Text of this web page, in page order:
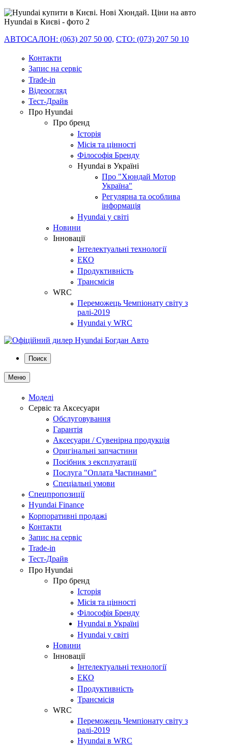
АВТОСАЛОН: (063) 207 50 00, СТО: (073) 207 50 10
Контакти
Запис на сервіс
Trade-in
Відеоогляд
Тест-Драйв
Про Hyundai
Про бренд
Історія
Місія та цінності
Філософія Бренду
Hyundai в Україні
Про "Хюндай Мотор
Україна"
Регулярна та особлива
інформація
Hyundai у світі
Новини
Інновації
Інтелектуальні технології
ЕКО
Продуктивність
Трансмісія
WRC
Переможець Чемпіонату світу з
ралі-2019
Hyundai у WRC
Поиск
Меню
Моделі
Сервіс та Аксесуари
Обслуговування
Гарантія
Аксесуари / Сувенірна продукція
Оригінальні запчастини
Посібник з експлуатації
Послуга "Оплата Частинами"
Спеціальні умови
Спецпропозиції
Hyundai Finance
Корпоративні продажі
Контакти
Запис на сервіс
Trade-in
Тест-Драйв
Про Hyundai
Про бренд
Історія
Місія та цінності
Філософія Бренду
Hyundai в Україні
Hyundai у світі
Новини
Інновації
Інтелектуальні технології
ЕКО
Продуктивність
Трансмісія
WRC
Переможець Чемпіонату світу з
ралі-2019
Hyundai в WRC